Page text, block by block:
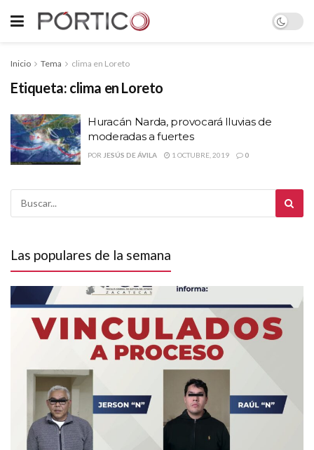
Inicio Tema clima en Loreto
Etiqueta: clima en Loreto
Huracán Narda, provocará lluvias de
moderadas a fuertes
POR JESÚS DE ÁVILA 1 OCTUBRE, 2019 0
Las populares de la semana